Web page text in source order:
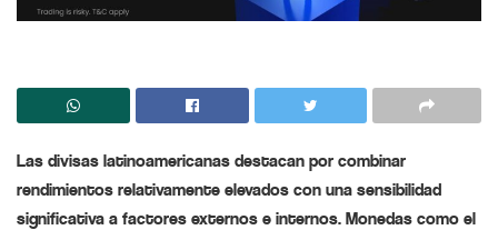
Las divisas latinoamericanas destacan por combinar
rendimientos relativamente elevados con una sensibilidad
significativa a factores externos e internos. Monedas como el